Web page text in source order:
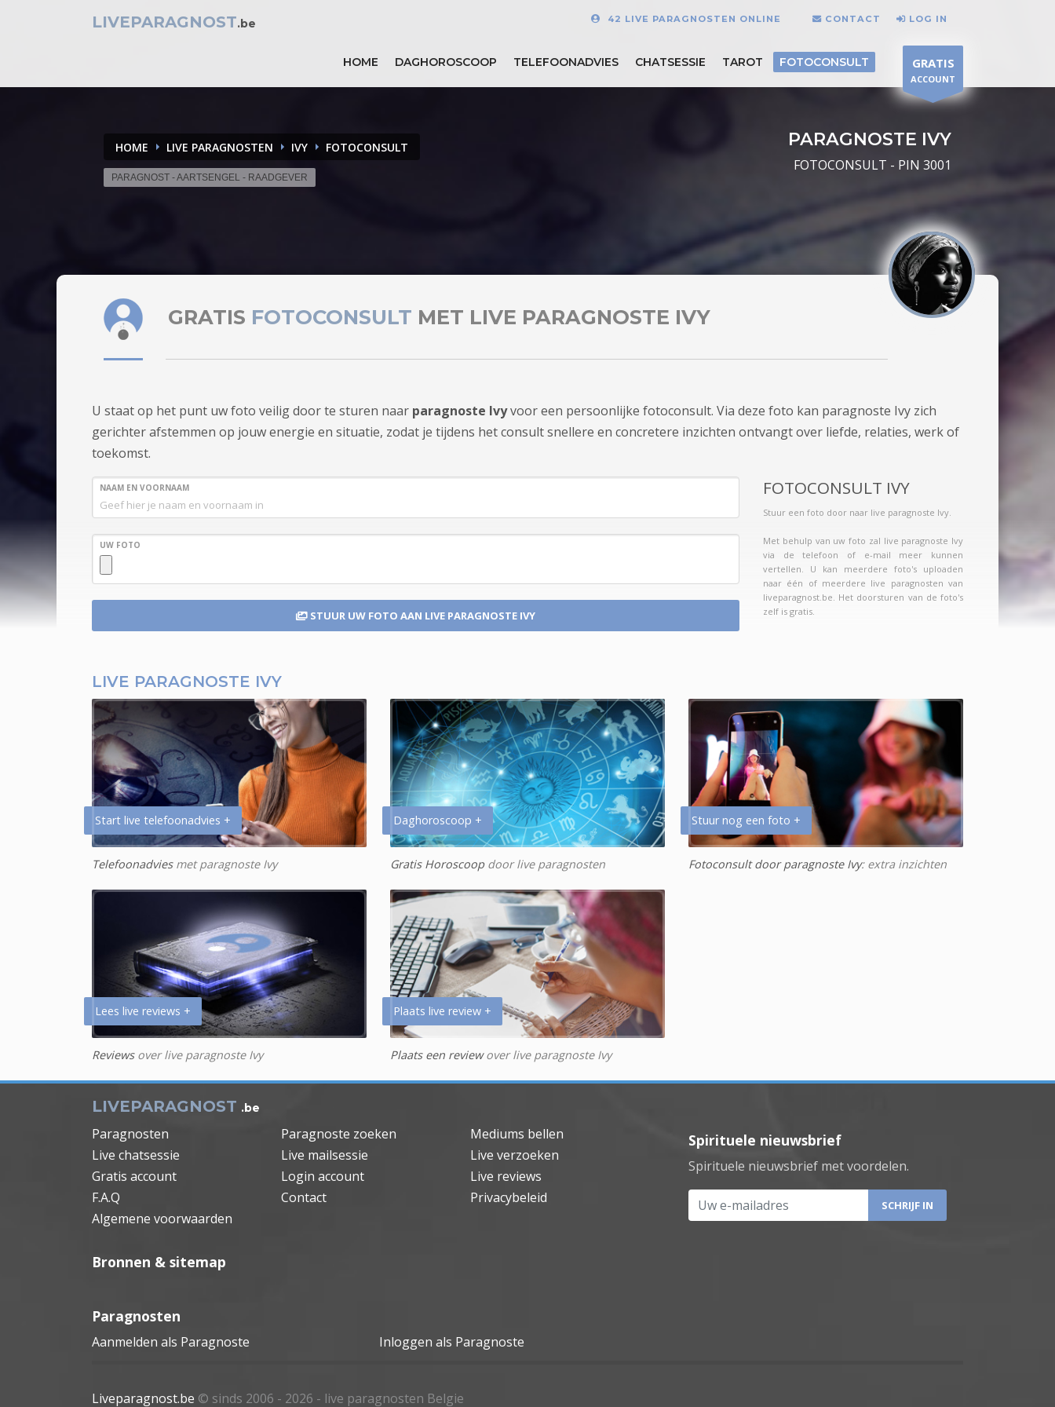
LIVEPARAGNOST.be 42 LIVE PARAGNOSTEN ONLINE CONTACT LOG IN
HOME DAGHOROSCOOP TELEFOONADVIES CHATSESSIE TAROT FOTOCONSULT GRATIS
ACCOUNT
HOME LIVE PARAGNOSTEN IVY FOTOCONSULT
PARAGNOST - AARTSENGEL - RAADGEVER
PARAGNOSTE IVY
FOTOCONSULT - PIN 3001
GRATIS FOTOCONSULT MET LIVE PARAGNOSTE IVY
U staat op het punt uw foto veilig door te sturen naar paragnoste Ivyvoor een persoonlijke fotoconsult. Via deze foto kan paragnoste Ivy zich
gerichter afstemmen op jouw energie en situatie, zodat je tijdens het consult snellere en concretere inzichten ontvangt over liefde, relaties, werk of
toekomst.
NAAM EN VOORNAAM
UW FOTO
STUUR UW FOTO AAN LIVE PARAGNOSTE IVY
FOTOCONSULT IVY
Stuur een foto door naar live paragnoste Ivy.
Met behulp van uw foto zal live paragnoste Ivy
via de telefoon of e-mail meer kunnen
vertellen. U kan meerdere foto's uploaden
naar één of meerdere live paragnosten van
liveparagnost.be. Het doorsturen van de foto's
zelf is gratis.
LIVE PARAGNOSTE IVY
Start live telefoonadvies +
Telefoonadviesmet paragnoste Ivy
Daghoroscoop +
Gratis Horoscoopdoor live paragnosten
Stuur nog een foto +
Fotoconsult door paragnoste Ivy: extra inzichten
Lees live reviews +
Reviewsover live paragnoste Ivy
Plaats live review +
Plaats een reviewover live paragnoste Ivy
LIVEPARAGNOST .be
Paragnosten Paragnoste zoeken
Mediums bellen
Live chatsessie
Live mailsessie
Live verzoeken
Gratis account
Login account
Live reviews
F.A.Q
Contact
Privacybeleid
Algemene voorwaarden
Spirituele nieuwsbrief
Spirituele nieuwsbrief met voordelen.
Uw e-mailadres
Bronnen & sitemap
Paragnosten
Aanmelden als Paragnoste Inloggen als Paragnoste
Liveparagnost.be © sinds 2006 - 2026 - live paragnosten Belgie